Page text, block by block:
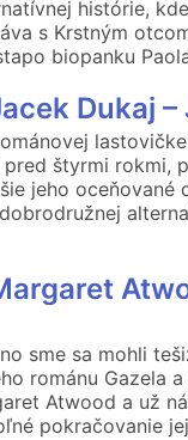
histórie,
s Krstným
biopanku
Dukaj
štyrmi rokmi,
jeho oceňované
sme sa mohli
románu Gazela
Atwood a už
pokračovanie